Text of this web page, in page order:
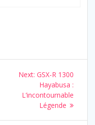
Next: Next
post:
GSX-R 1300
Hayabusa :
L’incontournable
Légende